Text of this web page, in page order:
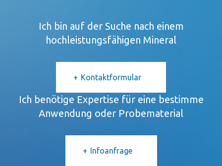
Ich bin auf der Suche nach einem
hochleistungsfähigen Mineral
Kontaktformular
Ich benötige Expertise für eine bestimme
Anwendung oder Probematerial
Infoanfrage